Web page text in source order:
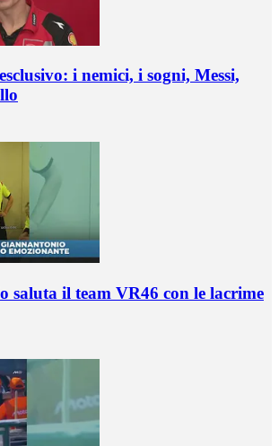
i nemici, i sogni, Messi,
saluta il team VR46 con le lacrime